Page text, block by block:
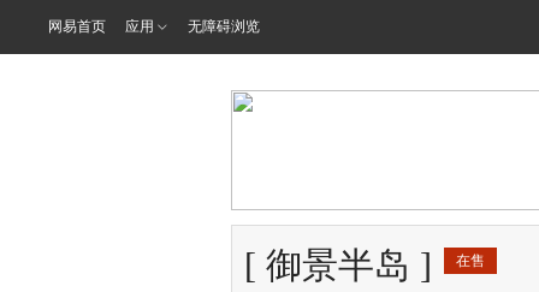
网易首页 应用 无障碍浏览
[ 御景半岛 ] 在售